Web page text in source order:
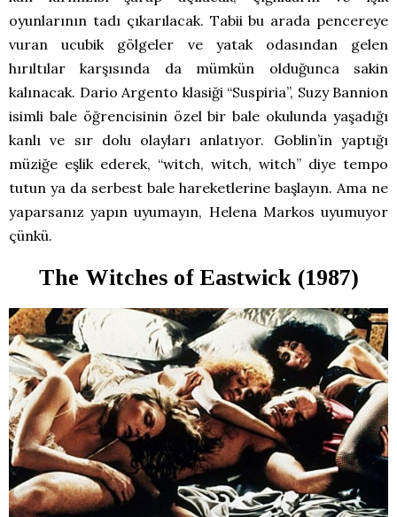
oyunlarının tadı çıkarılacak. Tabii bu arada pencereye
vuran ucubik gölgeler ve yatak odasından gelen
hırıltılar karşısında da mümkün olduğunca sakin
kalınacak. Dario Argento klasiği “Suspiria”, Suzy Bannion
isimli bale öğrencisinin özel bir bale okulunda yaşadığı
kanlı ve sır dolu olayları anlatıyor. Goblin’in yaptığı
müziğe eşlik ederek, “witch, witch, witch” diye tempo
tutun ya da serbest bale hareketlerine başlayın. Ama ne
yaparsanız yapın uyumayın, Helena Markos uyumuyor
çünkü.
The Witches of Eastwick (1987)